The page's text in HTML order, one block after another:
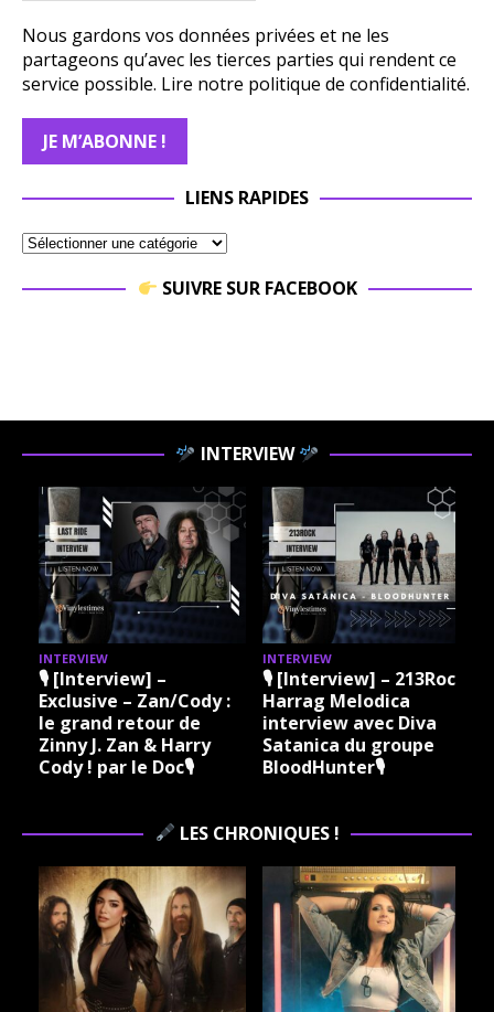
Nous gardons vos données privées et ne les
partageons qu’avec les tierces parties qui rendent ce
service possible. Lire notre politique de confidentialité.
LIENS RAPIDES
SUIVRE SUR FACEBOOK
INTERVIEW
INTERVIEW
🎙 [Interview] –
Exclusive – Zan/Cody :
le grand retour de
Zinny J. Zan & Harry
Cody ! par le Doc🎙
INTERVIEW
🎙 [Interview] – 213Rock
Harrag Melodica
interview avec Diva
Satanica du groupe
BloodHunter🎙
LES CHRONIQUES !